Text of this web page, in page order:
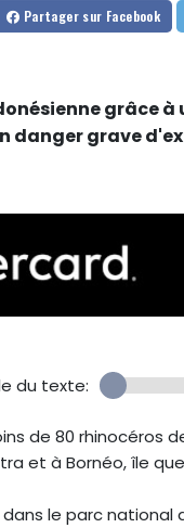
Partager sur Facebook
grâce
danger grave
du texte:
de 80 rhinocéros
et à Bornéo, île
le parc national